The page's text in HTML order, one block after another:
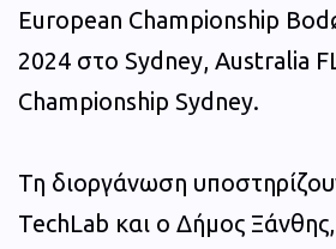
European Championship
2024 στο Sydney, Australia
Championship Sydney.
Τη διοργάνωση
TechLab και ο Δήμος